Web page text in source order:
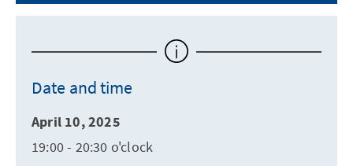
Date and time
April 10, 2025
19:00 - 20:30 o'clock